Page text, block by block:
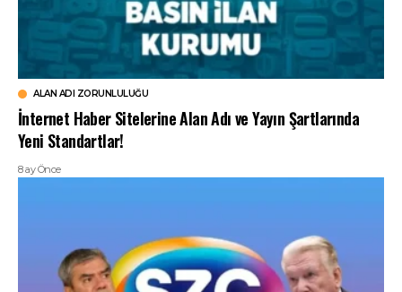
ALAN ADI ZORUNLULUĞU
İnternet Haber Sitelerine Alan Adı ve Yayın Şartlarında
Yeni Standartlar!
8 ay Önce